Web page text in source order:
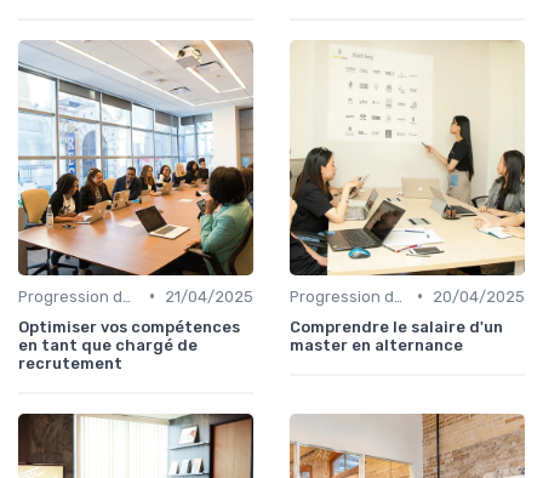
•
21/04/2025
Optimiser vos compétences
en tant que chargé de
recrutement
•
20/04/2025
Comprendre le salaire d'un
master en alternance